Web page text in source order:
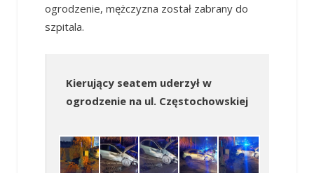
ogrodzenie, mężczyzna został zabrany do
szpitala.
Kierujący seatem uderzył w
ogrodzenie na ul. Częstochowskiej